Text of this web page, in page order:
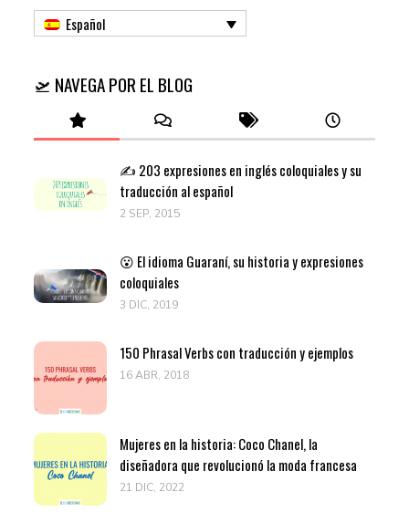
Español
🛫 NAVEGA POR EL BLOG
✍️ 203 expresiones en inglés coloquiales y su
traducción al español
2 SEP, 2015
😮 El idioma Guaraní, su historia y expresiones
coloquiales
3 DIC, 2019
150 Phrasal Verbs con traducción y ejemplos
16 ABR, 2018
Mujeres en la historia: Coco Chanel, la
diseñadora que revolucionó la moda francesa
21 DIC, 2022